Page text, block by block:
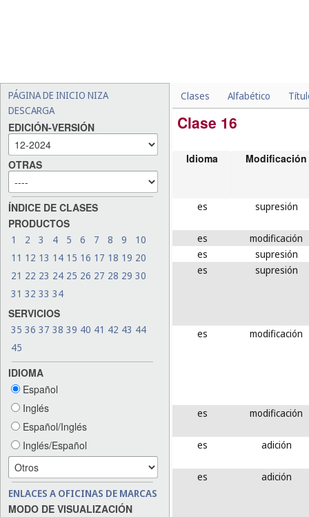
PÁGINA DE INICIO NIZA
DESCARGA
EDICIÓN-VERSIÓN
OTRAS
ÍNDICE DE CLASES
PRODUCTOS
1 2 3 4 5 6 7 8 9
10
11 12 13 14 15 16 17 18 19 20
21 22 23 24 25 26 27 28 29 30
31 32 33 34
SERVICIOS
35 36 37 38 39 40 41 42 43 44
45
IDIOMA
Español
Inglés
Español/Inglés
Inglés/Español
ENLACES A OFICINAS DE MARCAS
MODO DE VISUALIZACIÓN
Clases Alfabético
Clase 16
Idioma Modificación
es supresión
es
modificación
es
supresión
es
supresión
es modificación
es modificación
es adición
es adición